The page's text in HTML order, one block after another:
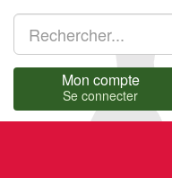
Mon compte
Se connecter